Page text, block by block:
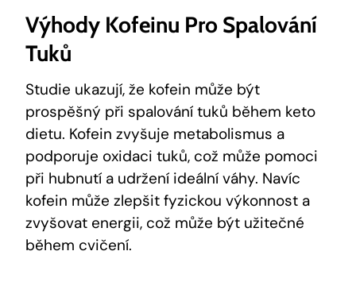
Výhody Kofeinu Pro Spalování
Tuků
Studie ukazují, že kofein může být
prospěšný při spalování tuků během keto
dietu. Kofein zvyšuje metabolismus a
podporuje oxidaci tuků, což může pomoci
při hubnutí a udržení ideální váhy. Navíc
kofein může zlepšit fyzickou výkonnost a
zvyšovat energii, což může být užitečné
během cvičení.